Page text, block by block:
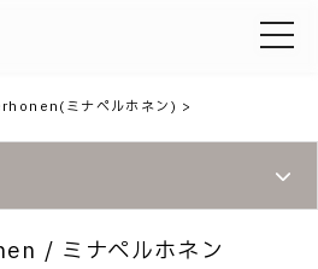
toggle
ミナペルホネン) >
/ ミナペルホネン